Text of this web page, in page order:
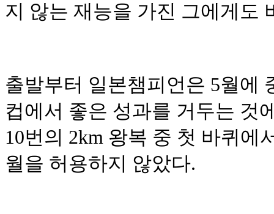
지 않는 재능을 가진 그에게도
출발부터 일본챔피언은 5월에
컵에서 좋은 성과를 거두는 것
10번의 2km 왕복 중 첫 바퀴에
월을 허용하지 않았다.